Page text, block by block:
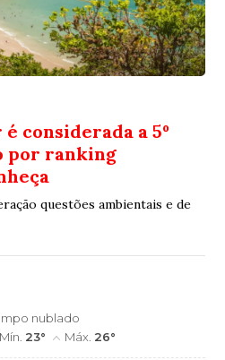
considerada a 5º
por ranking
questões ambientais e de
nublado
Mín. 23° Máx. 26°